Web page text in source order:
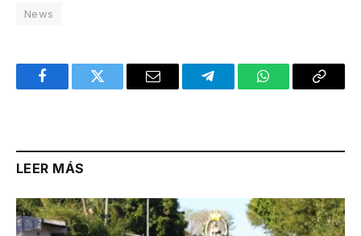
News
FacebookTwitter Email TelegramWhatsAppCopy
LEER MÁS